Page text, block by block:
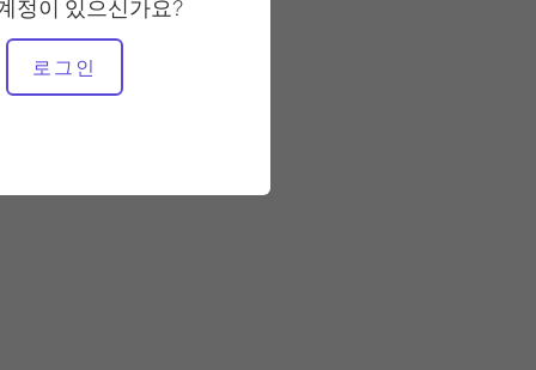
정이 있으신가요?
로그인
필요한 장비
푸시 업 장치